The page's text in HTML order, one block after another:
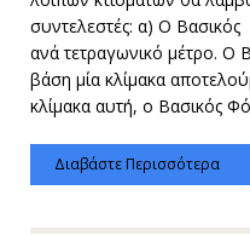
συντελεστές: α) Ο
ανά τετραγωνικό μέτρο. Ο
βάση μία κλίμακα
κλίμακα αυτή, ο Βασικός
Διαβάστε Περισσότερα